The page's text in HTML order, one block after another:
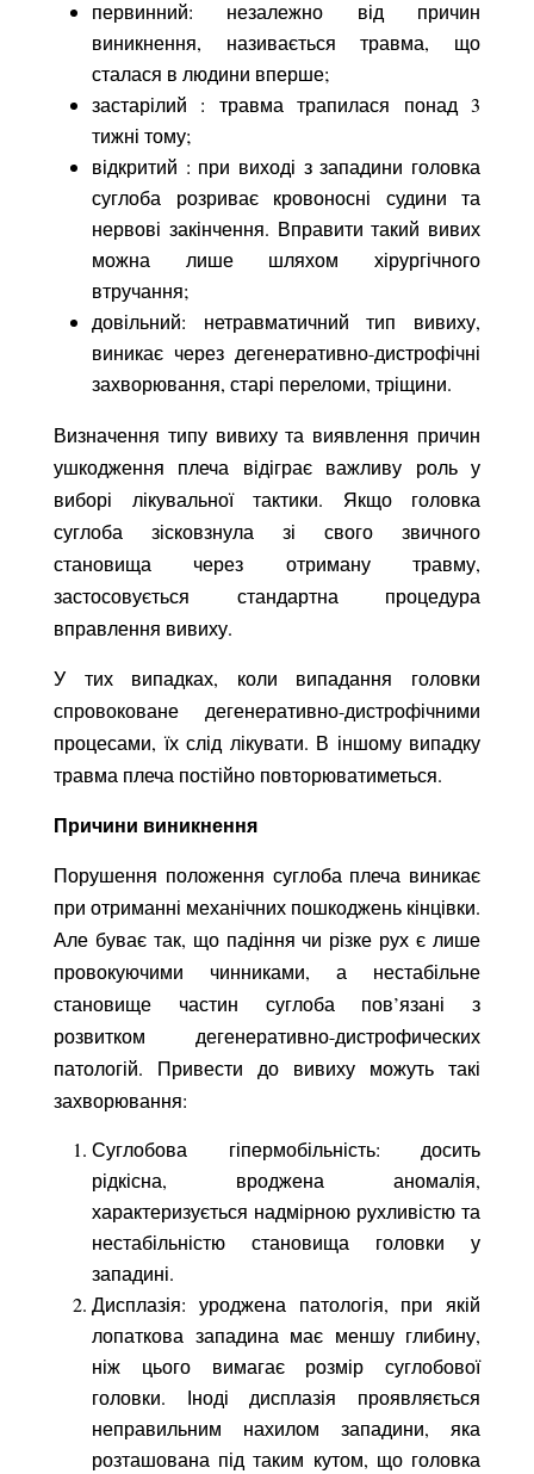
первинний: незалежно від причин
виникнення, називається травма, що
сталася в людини вперше;
застарілий : травма трапилася понад 3
тижні тому;
відкритий : при виході з западини головка
суглоба розриває кровоносні судини та
нервові закінчення. Вправити такий вивих
можна лише шляхом хірургічного
втручання;
довільний: нетравматичний тип вивиху,
виникає через дегенеративно-дистрофічні
захворювання, старі переломи, тріщини.
Визначення типу вивиху та виявлення причин
ушкодження плеча відіграє важливу роль у
виборі лікувальної тактики. Якщо головка
суглоба зісковзнула зі свого звичного
становища через отриману травму,
застосовується стандартна процедура
вправлення вивиху.
У тих випадках, коли випадання головки
спровоковане дегенеративно-дистрофічними
процесами, їх слід лікувати. В іншому випадку
травма плеча постійно повторюватиметься.
Причини виникнення
Порушення положення суглоба плеча виникає
при отриманні механічних пошкоджень кінцівки.
Але буває так, що падіння чи різке рух є лише
провокуючими чинниками, а нестабільне
становище частин суглоба пов’язані з
розвитком дегенеративно-дистрофических
патологій. Привести до вивиху можуть такі
захворювання:
Суглобова гіпермобільність: досить
рідкісна, вроджена аномалія,
характеризується надмірною рухливістю та
нестабільністю становища головки у
западині.
Дисплазія: уроджена патологія, при якій
лопаткова западина має меншу глибину,
ніж цього вимагає розмір суглобової
головки. Іноді дисплазія проявляється
неправильним нахилом западини, яка
розташована під таким кутом, що головка